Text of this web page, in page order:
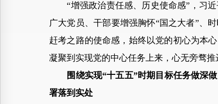
“增强政治责任感、历史使命感”，习近
广大党员、干部要增强胸怀“国之大者”、
赶考之路的使命感，始终以党的初心为本
凝聚到实现党的中心任务上来，心无旁骛
围绕实现“十五五”时期目标任务做深
署落到实处